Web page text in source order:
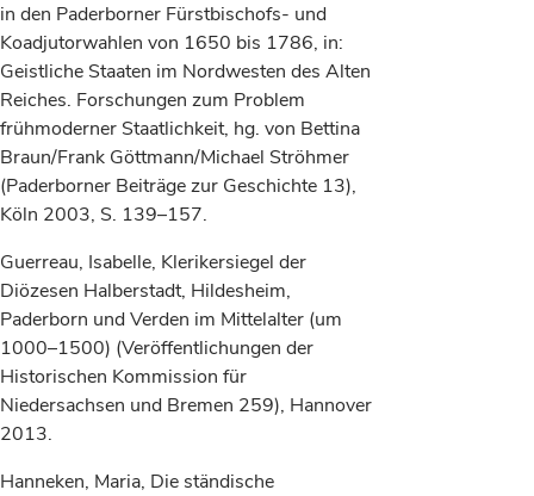
in den Paderborner Fürstbischofs- und
Koadjutorwahlen von 1650 bis 1786, in:
Geistliche Staaten im Nordwesten des Alten
Reiches. Forschungen zum Problem
frühmoderner Staatlichkeit, hg. von Bettina
Braun/Frank Göttmann/Michael Ströhmer
(Paderborner Beiträge zur Geschichte 13),
Köln 2003, S. 139–157.
Guerreau, Isabelle, Klerikersiegel der
Diözesen Halberstadt, Hildesheim,
Paderborn und Verden im Mittelalter (um
1000–1500) (Veröffentlichungen der
Historischen Kommission für
Niedersachsen und Bremen 259), Hannover
2013.
Hanneken, Maria, Die ständische